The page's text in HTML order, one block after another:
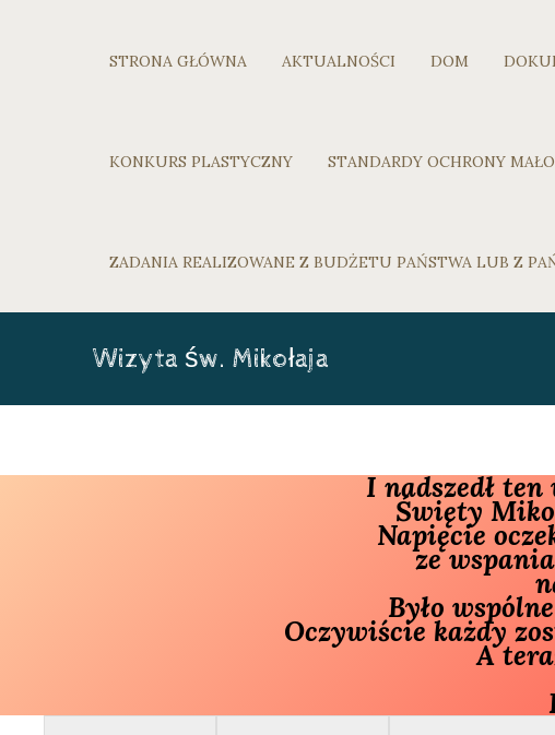
STRONA GŁÓWNA AKTUALNOŚCI DOM
KONKURS PLASTYCZNY STANDARDY OCHRONY
ZADANIA REALIZOWANE Z BUDŻETU PAŃSTWA LUB Z
Wizyta św. Mikołaja
I nadszedł
Święty
ze
Oczywiście każdy
A